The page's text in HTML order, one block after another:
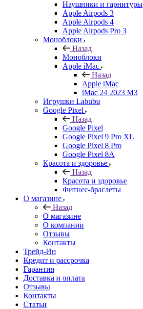
Наушники и гарнитуры
Apple Airpods 3
Apple Airpods 4
Apple Airpods Pro 3
Моноблоки
Назад
Моноблоки
Apple iMac
Назад
Apple iMac
iMac 24 2023 M3
Игрушки Labubu
Google Pixel
Назад
Google Pixel
Google Pixel 9 Pro XL
Google Pixel 8 Pro
Google Pixel 8A
Красота и здоровье
Назад
Красота и здоровье
Фитнес-браслеты
О магазине
Назад
О магазине
О компании
Отзывы
Контакты
Трейд-Ин
Кредит и рассрочка
Гарантия
Доставка и оплата
Отзывы
Контакты
Статьи